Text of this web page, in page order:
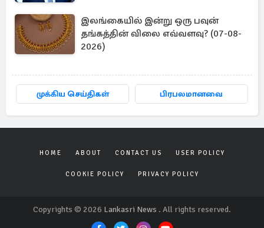
இலங்கையில் இன்று ஒரு பவுன்
தங்கத்தின் விலை எவ்வளவு? (07-08-
2026)
முக்கிய செய்திகள் பிரபலமானவை
HOME ABOUT CONTACT US USER POLICY
COOKIE POLICY PRIVACY POLICY
Copyrights © 2026 Lankasri News . All rights reserved.